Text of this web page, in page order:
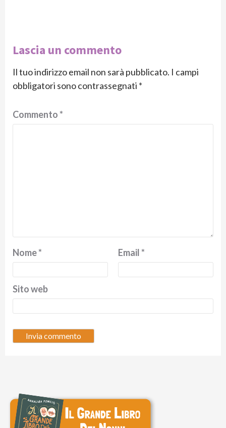
Lascia un commento
Il tuo indirizzo email non sarà pubblicato. I campi
obbligatori sono contrassegnati *
Commento*
Nome* Email*
Sito web